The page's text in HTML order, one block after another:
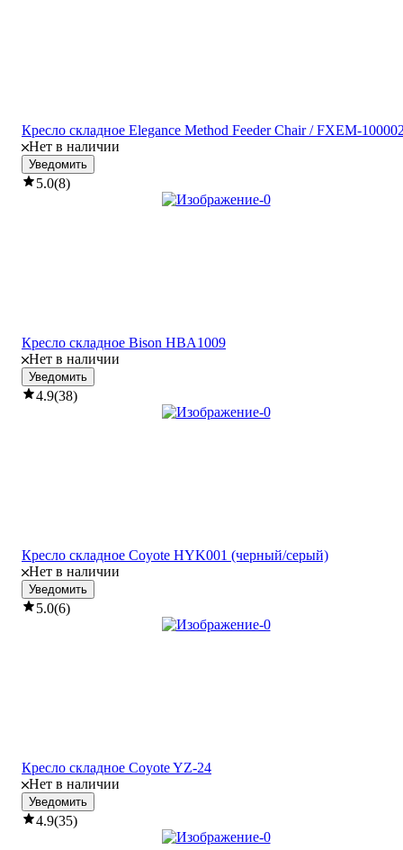
Кресло складное Elegance Method Feeder Chair / FXEM-
Нет в наличии
Уведомить
5.0(8)
Кресло складное Bison HBA1009
Нет в наличии
Уведомить
4.9(38)
Кресло складное Coyote HYK001 (черный/серый)
Нет в наличии
Уведомить
5.0(6)
Кресло складное Coyote YZ-24
Нет в наличии
Уведомить
4.9(35)